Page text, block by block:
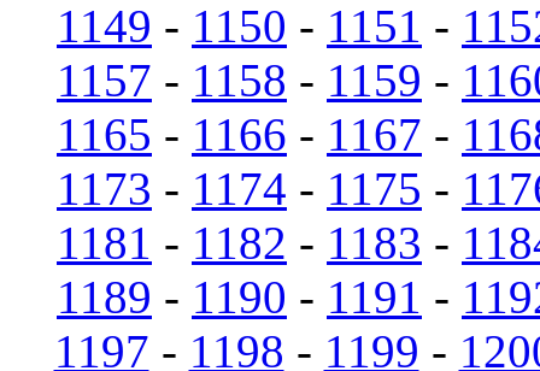
1149 - 1150 - 1151 -
1157 - 1158 - 1159 -
1165 - 1166 - 1167 -
1173 - 1174 - 1175 -
1181 - 1182 - 1183 -
1189 - 1190 - 1191 -
1197 - 1198 - 1199 -